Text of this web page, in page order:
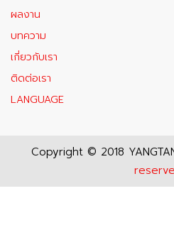
ผลงาน
บทความ
เกี่ยวกับเรา
ติดต่อเรา
LANGUAGE
Copyright © 2018